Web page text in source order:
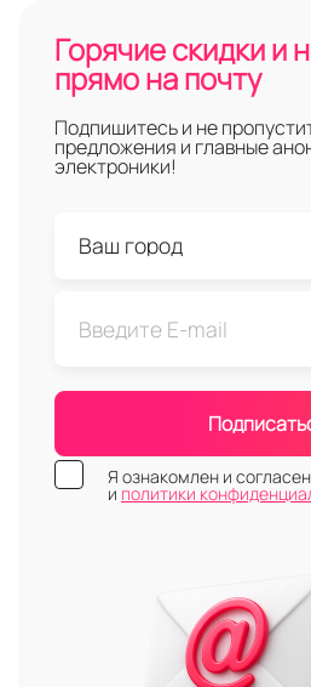
Горячие скидки и
прямо на почту
Подпишитесь и не
предложения и главные
электроники!
Я ознакомлен и
и политики